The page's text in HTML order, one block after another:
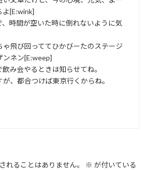
よ[E:wink]
、時間が空いた時に倒れないように気
ゃ飛び回っててひかびーたのステージ
ンネン[E:weep]
み会やるときは知らせてね。
、都合つけば東京行くからね。
れることはありません。 ※ が付いている